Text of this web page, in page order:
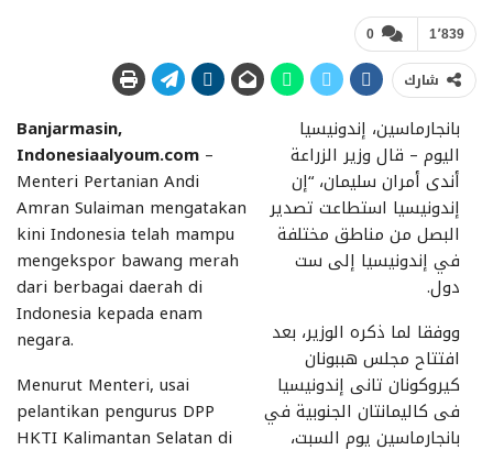
0 1٬839
شارك
بانجارماسين، إندونيسيا
اليوم – قال وزير الزراعة
أندى أمران سليمان، “إن
إندونيسيا استطاعت تصدير
البصل من مناطق مختلفة
في إندونيسيا إلى ست
دول.
ووفقا لما ذكره الوزير، بعد
افتتاح مجلس هببونان
كيروكونان تانى إندونيسيا
فى كاليمانتان الجنوبية في
بانجارماسين يوم السبت،
Banjarmasin,
Indonesiaalyoum.com –
Menteri Pertanian Andi
Amran Sulaiman mengatakan
kini Indonesia telah mampu
mengekspor bawang merah
dari berbagai daerah di
Indonesia kepada enam
negara.
Menurut Menteri, usai
pelantikan pengurus DPP
HKTI Kalimantan Selatan di